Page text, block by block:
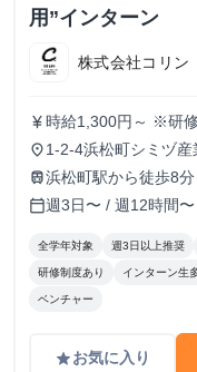
用”インターン
株式会社コリン
currency_yen 時給1,300円～ ※研
況により決定
place 1-2-4浜松町シミヅ産
train浜松町駅から徒歩8分
calendar_today週3日〜 / 週12時間〜
全学年対象 週3日以上推奨
研修制度あり インターン生
ベンチャー
gradeお気に入り